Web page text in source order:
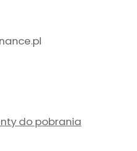
do pobrania